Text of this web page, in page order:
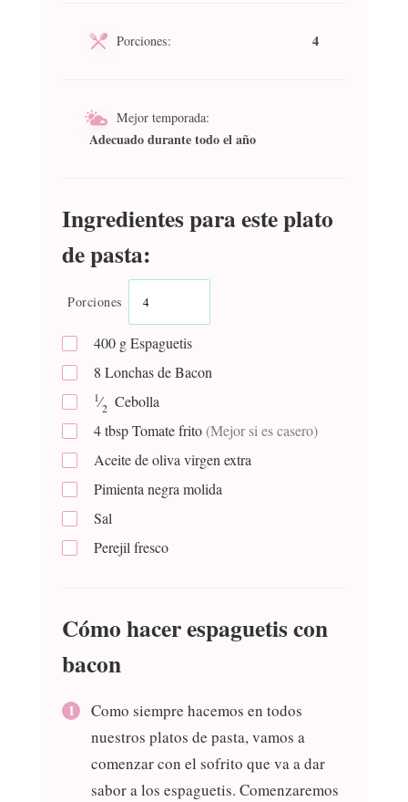
Porciones: 4
Mejor temporada:
Adecuado durante todo el año
Ingredientes para este plato
de pasta:
Porciones
400 gEspaguetis
8 Lonchas de Bacon
1⁄2 Cebolla
4tbspTomate frito (Mejor si es casero)
Aceite de oliva virgen extra
Pimienta negra molida
Sal
Perejil fresco
Cómo hacer espaguetis con
bacon
Como siempre hacemos en todos
nuestros platos de pasta, vamos a
comenzar con el sofrito que va a dar
sabor a los espaguetis. Comenzaremos